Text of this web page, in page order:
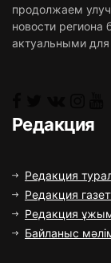
продолжаем
новости
актуальными
Редакция
Редакция
Редакция
Редакция
Байланыс